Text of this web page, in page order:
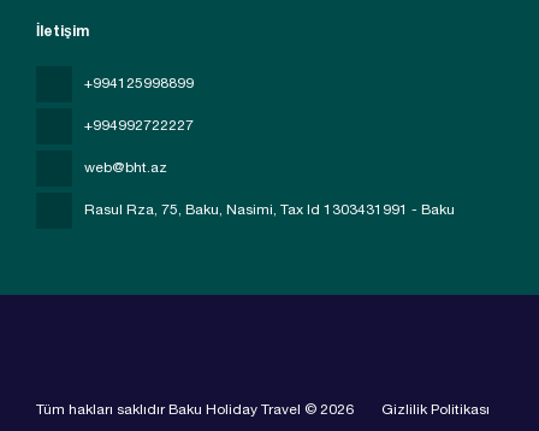
İletişim
+994125998899
+994992722227
web@bht.az
Rasul Rza, 75, Baku, Nasimi, Tax Id 1303431991 - Baku
Tüm hakları saklıdır Baku Holiday Travel © 2026 Gizlilik Politikası